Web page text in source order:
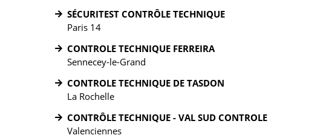
SÉCURITEST CONTRÔLE TECHNIQUE
Paris 14
CONTROLE TECHNIQUE FERREIRA
Sennecey-le-Grand
CONTROLE TECHNIQUE DE TASDON
La Rochelle
CONTRÔLE TECHNIQUE - VAL SUD CONTROLE
Valenciennes